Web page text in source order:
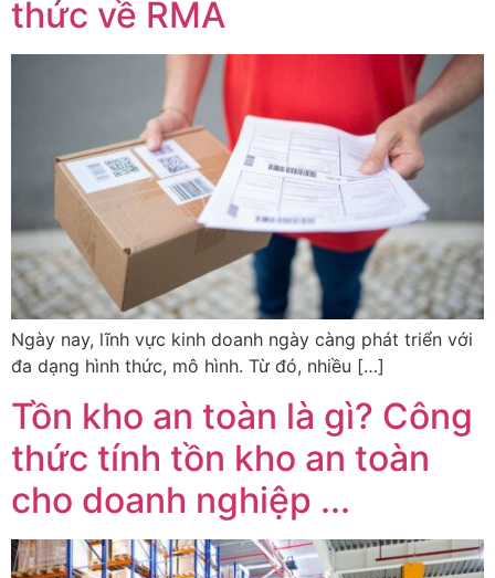
thức về RMA
Ngày nay, lĩnh vực kinh doanh ngày càng phát triển với
đa dạng hình thức, mô hình. Từ đó, nhiều […]
Tồn kho an toàn là gì? Công
thức tính tồn kho an toàn
cho doanh nghiệp ...